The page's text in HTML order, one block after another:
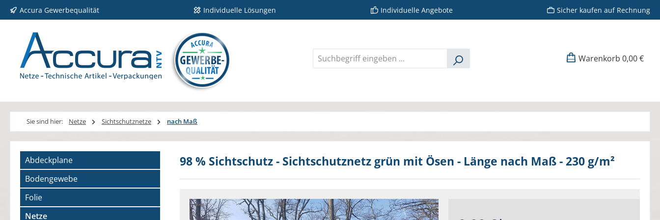
Hauptinhalt springen
Zur Suche springen
Zur Hauptnavigation springen
Accura Gewerbequalität Individuelle Lösungen Individuelle Angebote Sicher kaufen auf Rechnung
Warenkorb 0,00 €
Sie sind hier: Netze Sichtschutznetze nach Maß
Abdeckplane
Bodengewebe
Folie
Netze
98 % Sichtschutz - Sichtschutznetz grün mit Ösen - Länge nach Maß - 230 g/m²